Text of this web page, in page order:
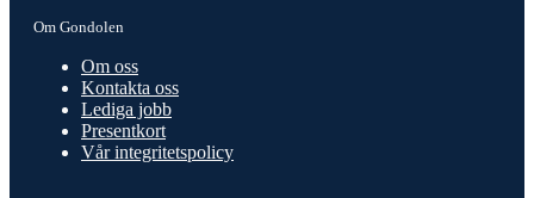
Om Gondolen
Om oss
Kontakta oss
Lediga jobb
Presentkort
Vår integritetspolicy